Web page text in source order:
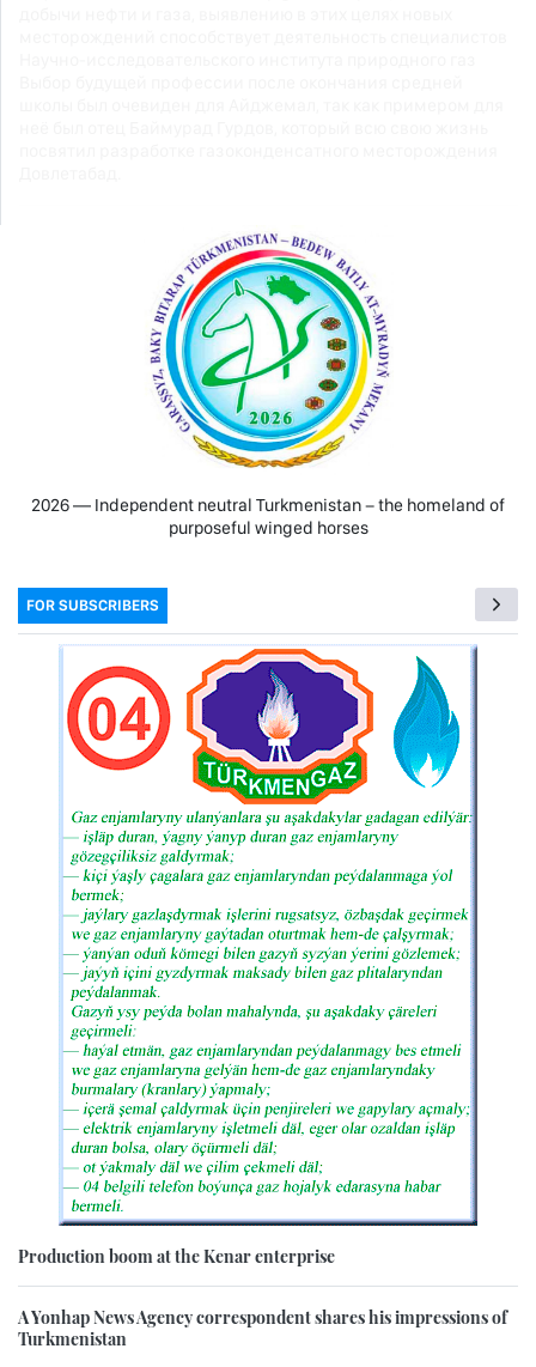
2026 — Independent neutral Turkmenistan − the homeland of
purposeful winged horses
FOR SUBSCRIBERS
Production boom at the Kenar enterprise
A Yonhap News Agency correspondent shares his impressions of
Turkmenistan